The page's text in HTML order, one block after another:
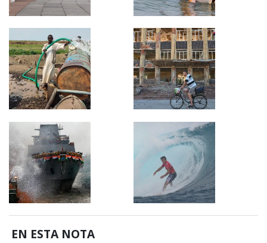
EN ESTA NOTA